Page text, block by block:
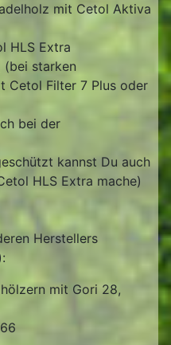
mit Cetol Aktiva
HLS Extra
(bei starken
Cetol Filter 7 Plus oder
bei der
kannst Du auch
HLS Extra mache)
Herstellers
mit Gori 28,